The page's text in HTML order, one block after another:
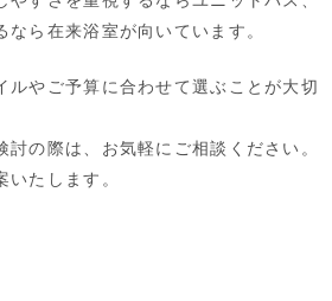
ら在来浴室が向いています。
ルやご予算に合わせて選ぶことが大切
討の際は、お気軽にご相談ください。
たします。